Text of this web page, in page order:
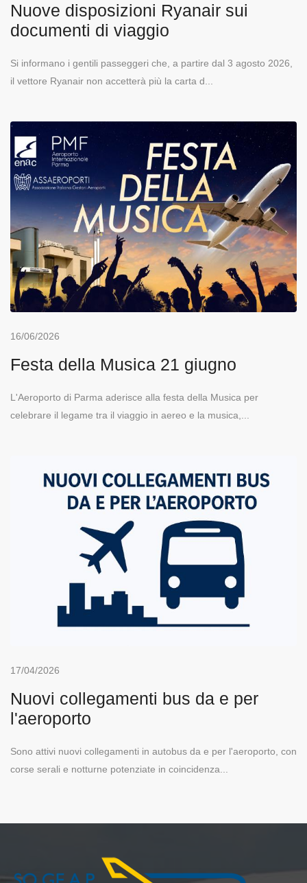
Nuove disposizioni Ryanair sui
documenti di viaggio
Si informano i gentili passeggeri che, a partire dal 3 agosto 2026,
il vettore Ryanair non accetterà più la carta d...
16/06/2026
Festa della Musica 21 giugno
L'Aeroporto di Parma aderisce alla festa della Musica per
celebrare il legame tra il viaggio in aereo e la musica,...
17/04/2026
Nuovi collegamenti bus da e per
l'aeroporto
Sono attivi nuovi collegamenti in autobus da e per l'aeroporto, con
corse serali e notturne potenziate in coincidenza...